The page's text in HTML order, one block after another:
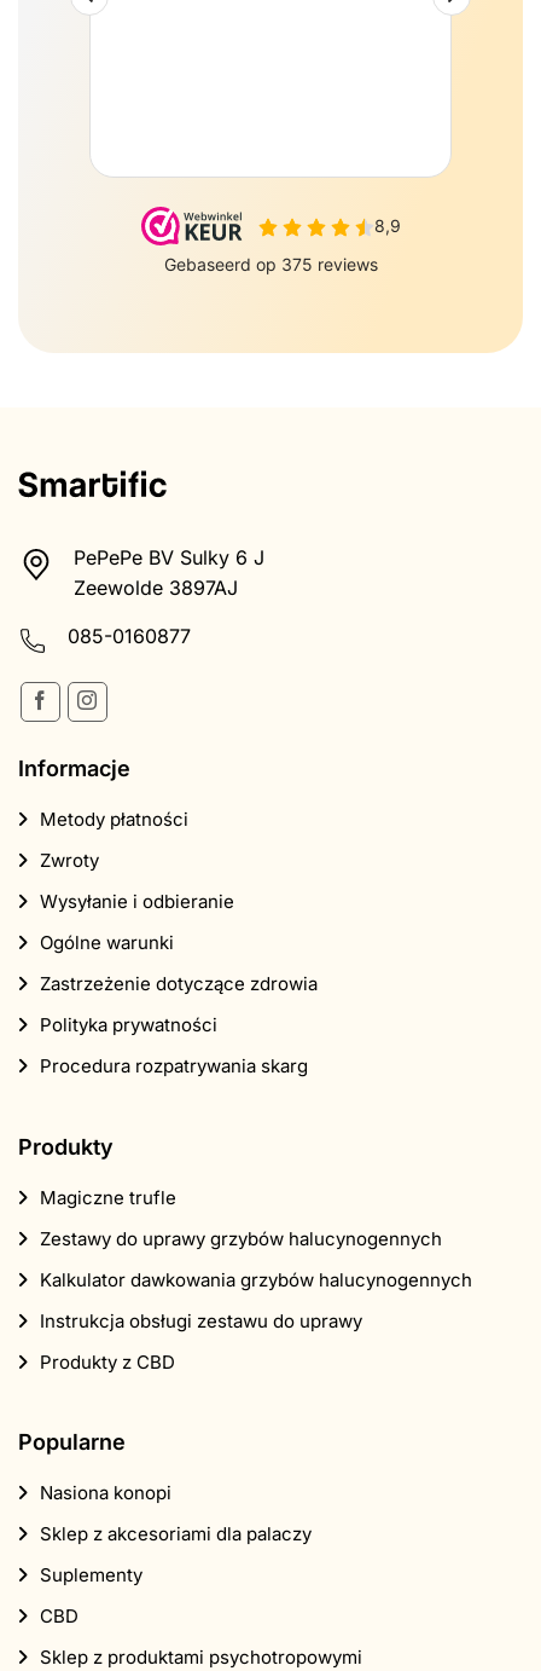
PePePe BV Sulky 6 J
Zeewolde 3897AJ
085-0160877
Informacje
Metody płatności
Zwroty
Wysyłanie i odbieranie
Ogólne warunki
Zastrzeżenie dotyczące zdrowia
Polityka prywatności
Procedura rozpatrywania skarg
Produkty
Magiczne trufle
Zestawy do uprawy grzybów halucynogennych
Kalkulator dawkowania grzybów halucynogennych
Instrukcja obsługi zestawu do uprawy
Produkty z CBD
Popularne
Nasiona konopi
Sklep z akcesoriami dla palaczy
Suplementy
CBD
Sklep z produktami psychotropowymi